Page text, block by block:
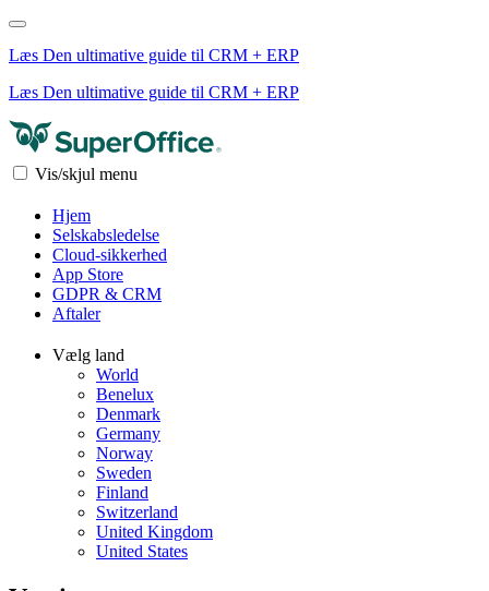
Læs Den ultimative guide til CRM + ERP
Læs Den ultimative guide til CRM + ERP
Vis/skjul menu
Hjem
Selskabsledelse
Cloud-sikkerhed
App Store
GDPR & CRM
Aftaler
Vælg land
World
Benelux
Denmark
Germany
Norway
Sweden
Finland
Switzerland
United Kingdom
United States